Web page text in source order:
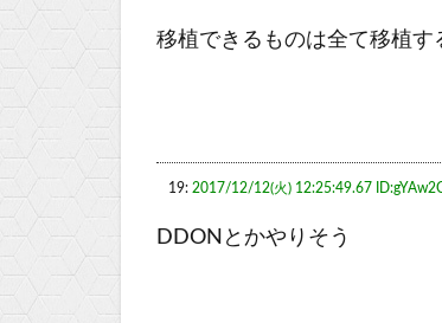
移植できるものは全て移植す
19: 2017/12/12(火) 12:25:49.67
DDONとかやりそう